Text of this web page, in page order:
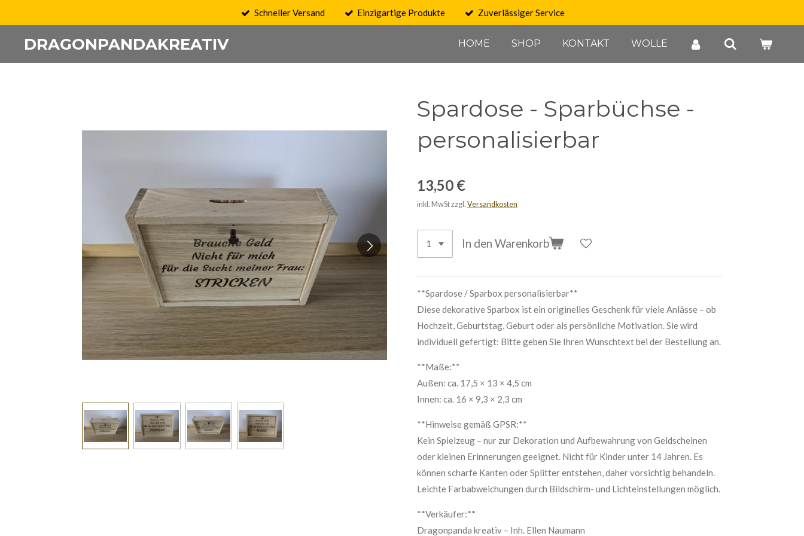
springen
Schneller Versand Einzigartige Produkte Zuverlässiger Service
DRAGONPANDAKREATIV HOME SHOP KONTAKT WOLLE
Spardose - Sparbüchse -
personalisierbar
13,50 €
inkl. MwSt zzgl. Versandkosten
In den Warenkorb
**Spardose / Sparbox personalisierbar**
Diese dekorative Sparbox ist ein originelles Geschenk für viele Anlässe – ob
Hochzeit, Geburtstag, Geburt oder als persönliche Motivation. Sie wird
individuell gefertigt: Bitte geben Sie Ihren Wunschtext bei der Bestellung an.
**Maße:**
Außen: ca. 17,5 × 13 × 4,5 cm
Innen: ca. 16 × 9,3 × 2,3 cm
**Hinweise gemäß GPSR:**
Kein Spielzeug – nur zur Dekoration und Aufbewahrung von Geldscheinen
oder kleinen Erinnerungen geeignet. Nicht für Kinder unter 14 Jahren. Es
können scharfe Kanten oder Splitter entstehen, daher vorsichtig behandeln.
Leichte Farbabweichungen durch Bildschirm- und Lichteinstellungen möglich.
**Verkäufer:**
Dragonpanda kreativ – Inh. Ellen Naumann